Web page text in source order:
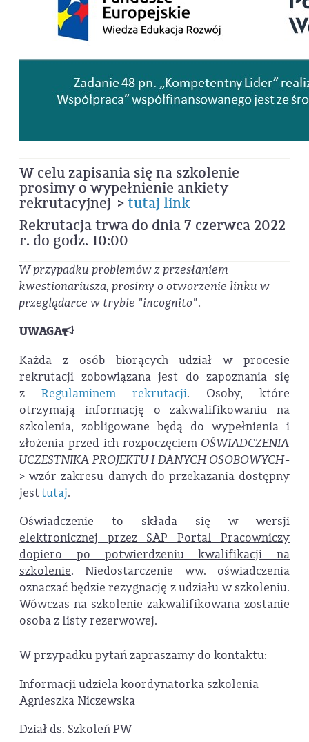
W celu zapisania się na szkolenie
prosimy o wypełnienie ankiety
rekrutacyjnej->tutaj link
Rekrutacja trwa do dnia 7 czerwca 2022
r. do godz. 10:00
W przypadku problemów z przesłaniem
kwestionariusza, prosimy o otworzenie linku w
przeglądarce w trybie "incognito".
UWAGA
Każda z osób biorących udział w procesie
rekrutacji zobowiązana jest do zapoznania się
z Regulaminem rekrutacji. Osoby, które
otrzymają informację o zakwalifikowaniu na
szkolenia, zobligowane będą do wypełnienia i
złożenia przed ich rozpoczęciem OŚWIADCZENIA
UCZESTNIKA PROJEKTU I DANYCH OSOBOWYCH-
> wzór zakresu danych do przekazania dostępny
jesttutaj.
Oświadczenie to składa się w wersji
elektronicznej przez SAP Portal Pracowniczy
dopiero po potwierdzeniu kwalifikacji na
szkolenie. Niedostarczenie ww. oświadczenia
oznaczać będzie rezygnację z udziału w szkoleniu.
Wówczas na szkolenie zakwalifikowana zostanie
osoba z listy rezerwowej.
W przypadku pytań zapraszamy do kontaktu:
Informacji udziela koordynatorka szkolenia
Agnieszka Niczewska
Dział ds. Szkoleń PW